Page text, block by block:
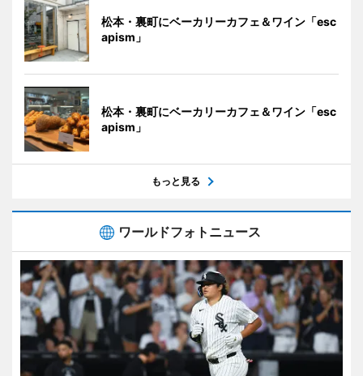
松本・裏町にベーカリーカフェ＆ワイン「esc
apism」
松本・裏町にベーカリーカフェ＆ワイン「esc
apism」
もっと見る
ワールドフォトニュース